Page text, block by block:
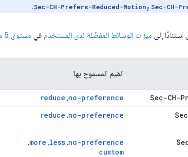
Sec-CH- وSec-CH-Prefers-Reduced-Motion
.
إلى ميزات الوسائط المفضّلة لدى المستخدم في مستوى 5 من طلبات البحث عن الوسائط
القيم المسموح بها
Sec-CH-
no-preference، reduce
no-preference، reduce
no-preference، less، more،
custom